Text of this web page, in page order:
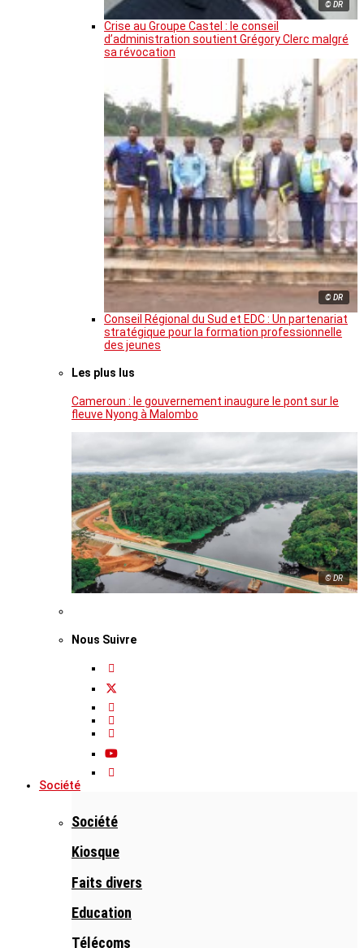
© DR
Crise au Groupe Castel : le conseil
d’administration soutient Grégory Clerc malgré
sa révocation
© DR
Conseil Régional du Sud et EDC : Un partenariat
stratégique pour la formation professionnelle
des jeunes
Les plus lus
Cameroun : le gouvernement inaugure le pont sur le
fleuve Nyong à Malombo
© DR
Nous Suivre
Société
Société
Kiosque
Faits divers
Education
Télécoms